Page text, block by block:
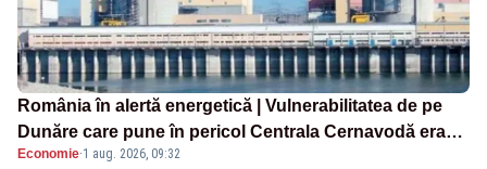
România în alertă energetică | Vulnerabilitatea de pe
Dunăre care pune în pericol Centrala Cernavodă era
cunoscută de pe vremea lui Ceaușescu
Economie·1 aug. 2026, 09:32